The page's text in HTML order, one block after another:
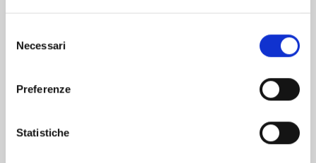
delNecessari
Preferenze
Statistiche